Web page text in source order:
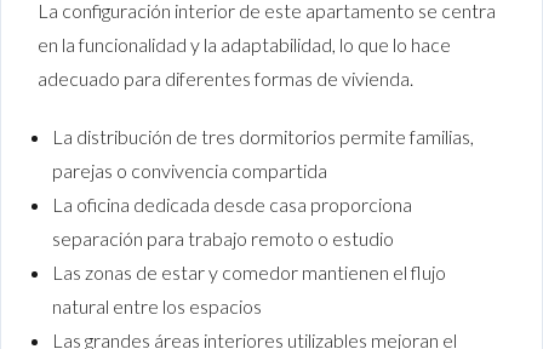
La configuración interior de este apartamento se centra
en la funcionalidad y la adaptabilidad, lo que lo hace
adecuado para diferentes formas de vivienda.
La distribución de tres dormitorios permite familias,
parejas o convivencia compartida
La oficina dedicada desde casa proporciona
separación para trabajo remoto o estudio
Las zonas de estar y comedor mantienen el flujo
natural entre los espacios
Las grandes áreas interiores utilizables mejoran el